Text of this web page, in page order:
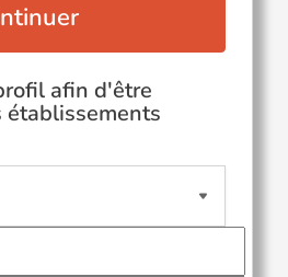
afin d'être
établissements